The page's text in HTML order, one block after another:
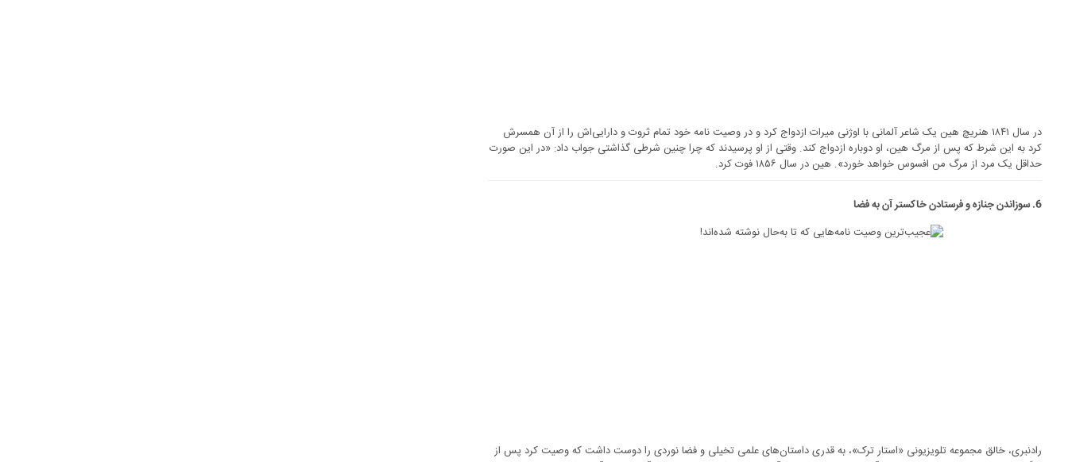
در سال ۱۸۴۱ هنریچ هین یک شاعر آلمانی با اوژنی میرات ازدواج کرد و در وصیت نامه خود تمام ثروت و دارایی‌اش را از آن همسرش
کرد به این شرط که پس از مرگ هین، او دوباره ازدواج کند. وقتی از او پرسیدند که چرا چنین شرطی گذاشتی جواب داد: «در این صورت
حداقل یک مرد از مرگ من افسوس خواهد خورد». هین در سال ۱۸۵۶ فوت کرد.
6. سوزاندن جنازه و فرستادن خاکستر آن به فضا
رادنبری، خالق مجموعه تلویزیونی «استار ترک»، به قدری داستان‌های علمی تخیلی و فضا نوردی را دوست داشت که وصیت کرد پس از